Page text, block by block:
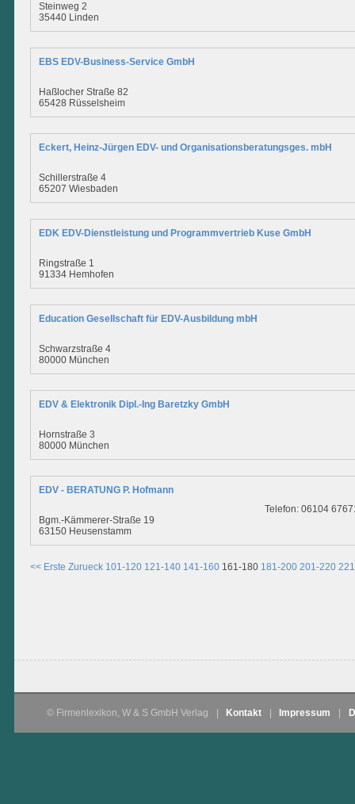
Steinweg 2
35440 Linden
EBS EDV-Business-Service GmbH
Haßlocher Straße 82
65428 Rüsselsheim
Eckert, Heinz-Jürgen EDV- und Organisationsberatungsges. mbH
Schillerstraße 4
65207 Wiesbaden
EDK EDV-Dienstleistung und Programmvertrieb Kuse GmbH
Ringstraße 1
91334 Hemhofen
Education Gesellschaft für EDV-Ausbildung mbH
Schwarzstraße 4
80000 München
EDV & Elektronik Dipl.-Ing Baretzky GmbH
Hornstraße 3
80000 München
EDV - BERATUNG P. Hofmann
Bgm.-Kämmerer-Straße 19
63150 Heusenstamm
Telefon: 06104
<< Erste Zurueck 101-120 121-140 141-160 161-180 181-200 201-220
© Firmenlexikon, W & S GmbH Verlag Kontakt Impressum